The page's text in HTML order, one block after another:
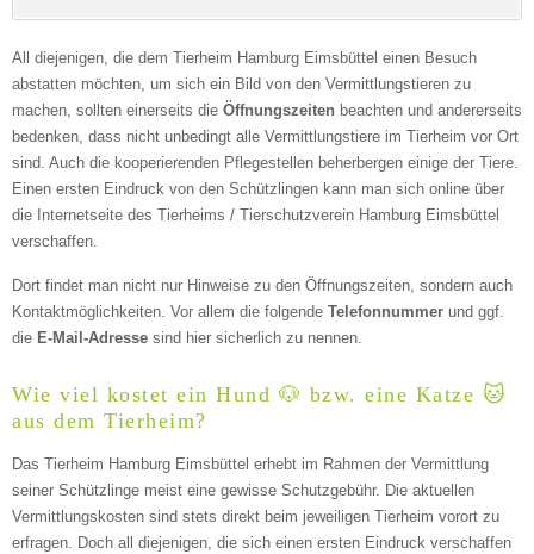
Kontaktmöglichkeiten
E-Mail-Adresse
Telefonnummer
All diejenigen, die dem Tierheim Hamburg Eimsbüttel einen Besuch
abstatten möchten, um sich ein Bild von den Vermittlungstieren zu
machen, sollten einerseits die Öffnungszeiten beachten und andererseits
bedenken, dass nicht unbedingt alle Vermittlungstiere im Tierheim vor Ort
sind. Auch die kooperierenden Pflegestellen beherbergen einige der Tiere.
Einen ersten Eindruck von den Schützlingen kann man sich online über
die Internetseite des Tierheims / Tierschutzverein Hamburg Eimsbüttel
verschaffen.
Dort findet man nicht nur Hinweise zu den Öffnungszeiten, sondern auch
Kontaktmöglichkeiten. Vor allem die folgende Telefonnummer und ggf.
die E-Mail-Adresse sind hier sicherlich zu nennen.
Wie viel kostet ein Hund 🐶 bzw. eine Katze 🐱
aus dem Tierheim?
Das Tierheim Hamburg Eimsbüttel erhebt im Rahmen der Vermittlung
seiner Schützlinge meist eine gewisse Schutzgebühr. Die aktuellen
Vermittlungskosten sind stets direkt beim jeweiligen Tierheim vorort zu
erfragen. Doch all diejenigen, die sich einen ersten Eindruck verschaffen